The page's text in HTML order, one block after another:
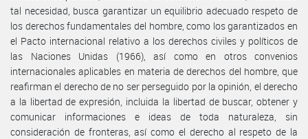
tal necesidad, busca garantizar un equilibrio adecuado respeto de
los derechos fundamentales del hombre, como los garantizados en
el Pacto internacional relativo a los derechos civiles y políticos de
las Naciones Unidas (1966), así como en otros convenios
internacionales aplicables en materia de derechos del hombre, que
reafirman el derecho de no ser perseguido por la opinión, el derecho
a la libertad de expresión, incluida la libertad de buscar, obtener y
comunicar informaciones e ideas de toda naturaleza, sin
consideración de fronteras, así como el derecho al respeto de la